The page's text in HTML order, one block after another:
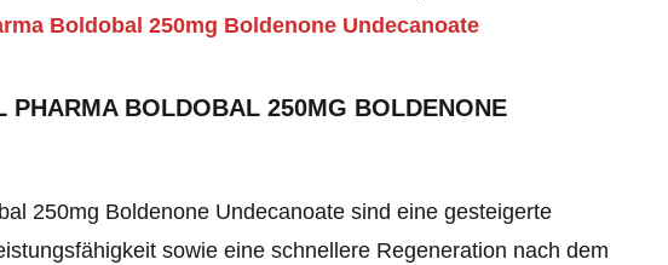
Boldobal 250mg Boldenone Undecanoate
BOLDOBAL 250MG BOLDENONE
250mg Boldenone Undecanoate sind eine gesteigerte
sowie eine schnellere Regeneration nach dem